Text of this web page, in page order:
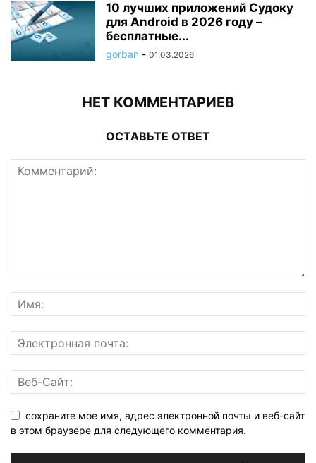
10 лучших приложений Судоку
для Android в 2026 году –
бесплатные...
gorban - 01.03.2026
НЕТ КОММЕНТАРИЕВ
ОСТАВЬТЕ ОТВЕТ
сохраните мое имя, адрес электронной почты и веб-сайт
в этом браузере для следующего комментария.